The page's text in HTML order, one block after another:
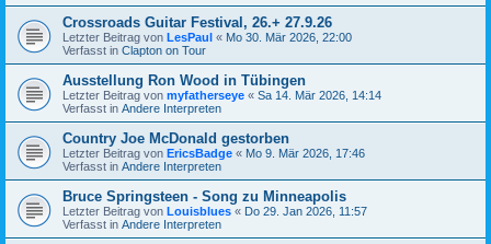
Crossroads Guitar Festival, 26.+ 27.9.26
Letzter Beitrag von LesPaul « Mo 30. Mär 2026, 22:00
Verfasst in Clapton on Tour
Ausstellung Ron Wood in Tübingen
Letzter Beitrag von myfatherseye « Sa 14. Mär 2026, 14:14
Verfasst in Andere Interpreten
Country Joe McDonald gestorben
Letzter Beitrag von EricsBadge « Mo 9. Mär 2026, 17:46
Verfasst in Andere Interpreten
Bruce Springsteen - Song zu Minneapolis
Letzter Beitrag von Louisblues « Do 29. Jan 2026, 11:57
Verfasst in Andere Interpreten